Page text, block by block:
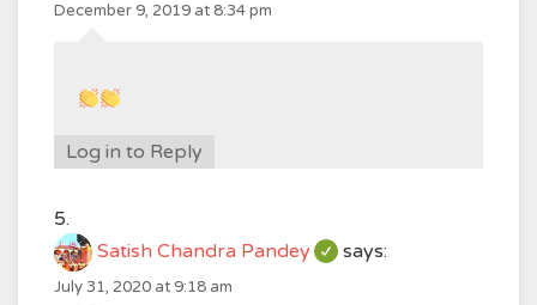
December 9, 2019 at 8:34 pm
Log in to Reply
Satish Chandra Pandey says:
July 31, 2020 at 9:18 am